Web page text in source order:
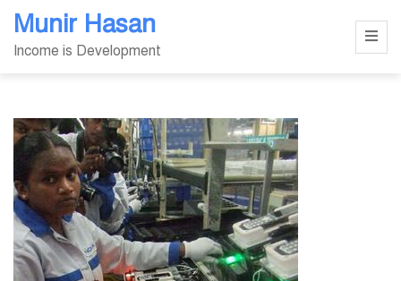
SkipMunir Hasan
Income is Development